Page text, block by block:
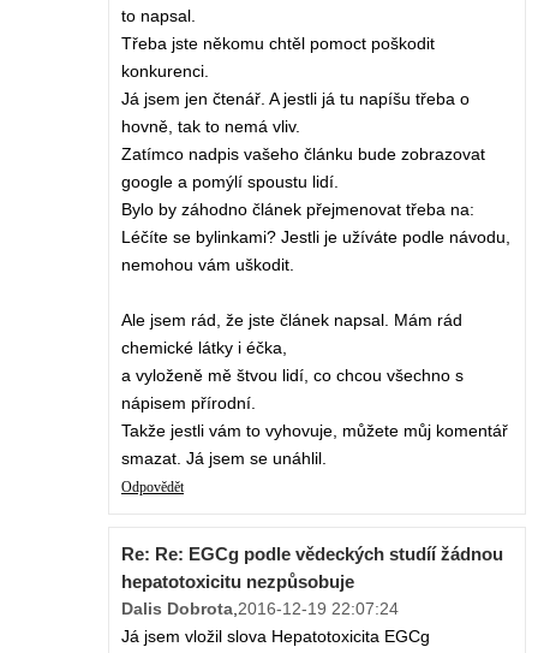
to napsal.
Třeba jste někomu chtěl pomoct poškodit
konkurenci.
Já jsem jen čtenář. A jestli já tu napíšu třeba o
hovně, tak to nemá vliv.
Zatímco nadpis vašeho článku bude zobrazovat
google a pomýlí spoustu lidí.
Bylo by záhodno článek přejmenovat třeba na:
Léčíte se bylinkami? Jestli je užíváte podle návodu,
nemohou vám uškodit.
Ale jsem rád, že jste článek napsal. Mám rád
chemické látky i éčka,
a vyloženě mě štvou lidí, co chcou všechno s
nápisem přírodní.
Takže jestli vám to vyhovuje, můžete můj komentář
smazat. Já jsem se unáhlil.
Odpovědět
Re: Re: EGCg podle vědeckých studíí žádnou
hepatotoxicitu nezpůsobuje
Dalis Dobrota,2016-12-19 22:07:24
Já jsem vložil slova Hepatotoxicita EGCg